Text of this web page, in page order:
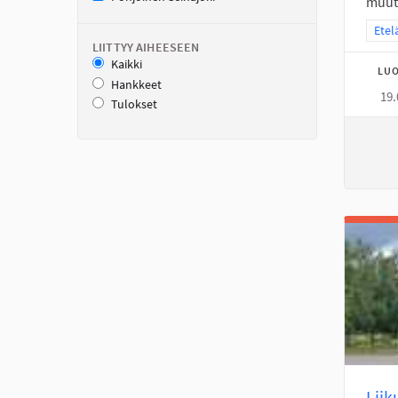
LIITTYY AIHEESEEN
Kaikki
Hankkeet
Tulokset